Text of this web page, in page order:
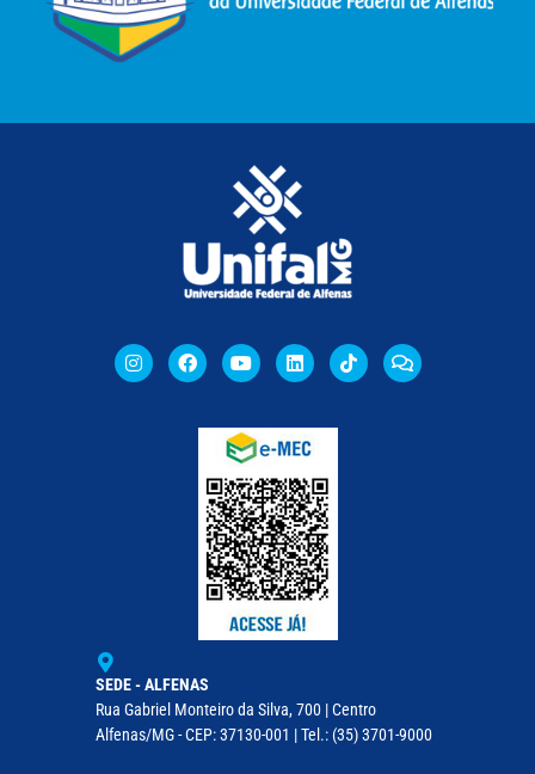
SEDE - ALFENAS
Rua Gabriel Monteiro da Silva, 700 | Centro
Alfenas/MG - CEP: 37130-001 | Tel.: (35) 3701-9000